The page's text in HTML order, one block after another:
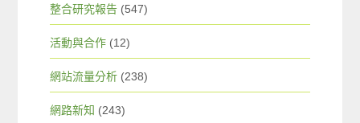
整合研究報告 (547)
活動與合作 (12)
網站流量分析 (238)
網路新知 (243)